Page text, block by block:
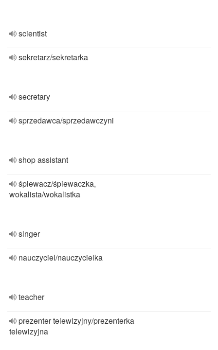
scientist
sekretarz/sekretarka
secretary
sprzedawca/sprzedawczyni
shop assistant
śpiewacz/śpiewaczka,
wokalista/wokalistka
singer
nauczyciel/nauczycielka
teacher
prezenter telewizyjny/prezenterka
telewizyjna